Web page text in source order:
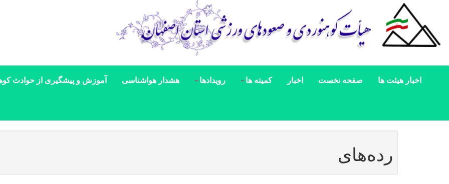
اخبار هیئت ها صفحه نخست اخبار کمیته ها رویدادها هشدار هواشناسی آموزش و پیشگیری از حوادث
رده‌های